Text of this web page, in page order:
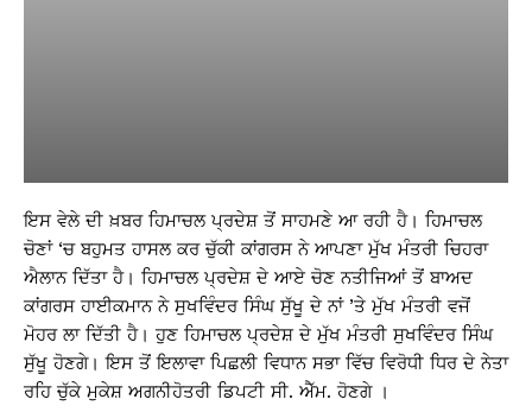
ਇਸ ਵੇਲੇ ਦੀ ਖ਼ਬਰ ਹਿਮਾਚਲ ਪ੍ਰਦੇਸ਼ ਤੋਂ ਸਾਹਮਣੇ ਆ ਰਹੀ ਹੈ। ਹਿਮਾਚਲ
ਚੋਣਾਂ ‘ਚ ਬਹੁਮਤ ਹਾਸਲ ਕਰ ਚੁੱਕੀ ਕਾਂਗਰਸ ਨੇ ਆਪਣਾ ਮੁੱਖ ਮੰਤਰੀ ਚਿਹਰਾ
ਐਲਾਨ ਦਿੱਤਾ ਹੈ। ਹਿਮਾਚਲ ਪ੍ਰਦੇਸ਼ ਦੇ ਆਏ ਚੋਣ ਨਤੀਜਿਆਂ ਤੋਂ ਬਾਅਦ
ਕਾਂਗਰਸ ਹਾਈਕਮਾਨ ਨੇ ਸੁਖਵਿੰਦਰ ਸਿੰਘ ਸੁੱਖੂ ਦੇ ਨਾਂ ’ਤੇ ਮੁੱਖ ਮੰਤਰੀ ਵਜੋਂ
ਮੋਹਰ ਲਾ ਦਿੱਤੀ ਹੈ। ਹੁਣ ਹਿਮਾਚਲ ਪ੍ਰਦੇਸ਼ ਦੇ ਮੁੱਖ ਮੰਤਰੀ ਸੁਖਵਿੰਦਰ ਸਿੰਘ
ਸੁੱਖੂ ਹੋਣਗੇ। ਇਸ ਤੋਂ ਇਲਾਵਾ ਪਿਛਲੀ ਵਿਧਾਨ ਸਭਾ ਵਿੱਚ ਵਿਰੋਧੀ ਧਿਰ ਦੇ ਨੇਤਾ
ਰਹਿ ਚੁੱਕੇ ਮੁਕੇਸ਼ ਅਗਨੀਹੋਤਰੀ ਡਿਪਟੀ ਸੀ. ਐੱਮ. ਹੋਣਗੇ ।